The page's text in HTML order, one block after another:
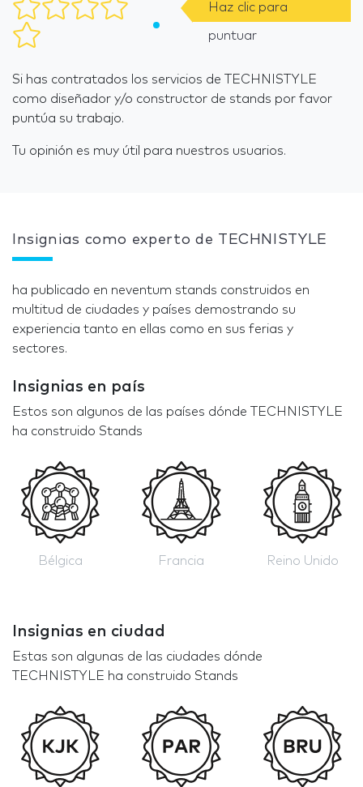
Haz clic para
puntuar
Si has contratados los servicios de TECHNISTYLE
como diseñador y/o constructor de stands por favor
puntúa su trabajo.
Tu opinión es muy útil para nuestros usuarios.
Insignias como experto de TECHNISTYLE
ha publicado en neventum stands construidos en
multitud de ciudades y países demostrando su
experiencia tanto en ellas como en sus ferias y
sectores.
Insignias en país
Estos son algunos de las países dónde TECHNISTYLE
ha construido Stands
Bélgica Francia Reino Unido
Insignias en ciudad
Estas son algunas de las ciudades dónde
TECHNISTYLE ha construido Stands